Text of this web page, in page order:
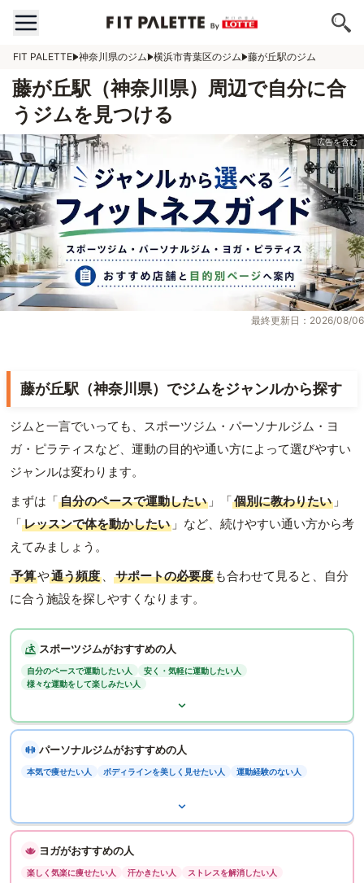
FIT PALETTE 神奈川県のジム 横浜市青葉区のジム 藤が丘駅のジム
藤が丘駅（神奈川県）周辺で自分に合
うジムを見つける
最終更新日：2026/08/06
藤が丘駅（神奈川県）でジムをジャンルから探す
ジムと一言でいっても、スポーツジム・パーソナルジム・ヨ
ガ・ピラティスなど、運動の目的や通い方によって選びやすい
ジャンルは変わります。
まずは「自分のペースで運動したい 」「個別に教わりたい 」
「レッスンで体を動かしたい 」など、続けやすい通い方から考
えてみましょう。
予算や通う頻度 、 サポートの必要度 も合わせて見ると、自分
に合う施設を探しやすくなります。
スポーツジムがおすすめの人
自分のペースで運動したい人
安く・気軽に運動したい人
様々な運動をして楽しみたい人
パーソナルジムがおすすめの人
本気で痩せたい人 ボディラインを美しく見せたい人 運動経験のない人
ヨガがおすすめの人
楽しく気楽に痩せたい人 汗かきたい人 ストレスを解消したい人